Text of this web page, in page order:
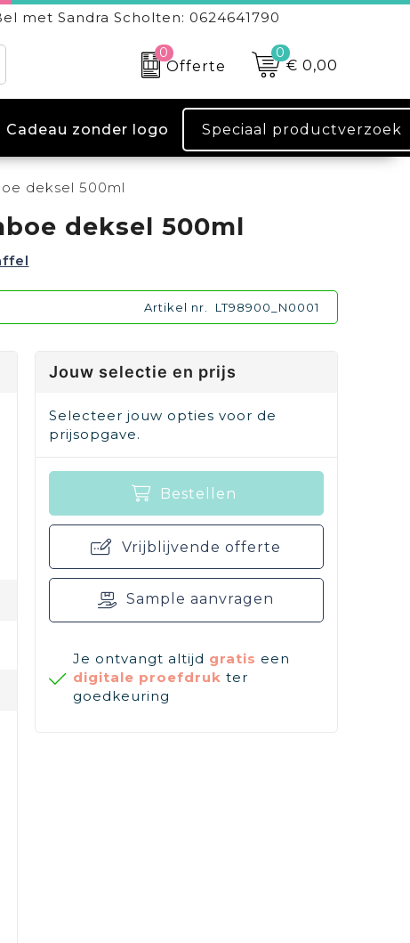
met Sandra Scholten: 0624641790
0
Offerte
0
€ 0,00
Cadeau zonder logo Speciaal productverzoek
deksel 500ml
deksel 500ml
Artikel nr. LT98900_N0001
Jouw selectie en prijs
Selecteer jouw opties voor de
prijsopgave.
Bestellen
Vrijblijvende offerte
Sample aanvragen
Je ontvangt altijd gratis een
digitale proefdruk ter
goedkeuring